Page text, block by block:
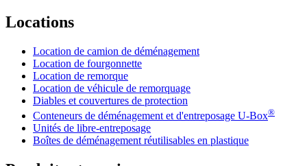
Locations
Location de camion de déménagement
Location de fourgonnette
Location de remorque
Location de véhicule de remorquage
Diables et couvertures de protection
Conteneurs de déménagement et d'entreposage U-Box®
Unités de libre-entreposage
Boîtes de déménagement réutilisables en plastique